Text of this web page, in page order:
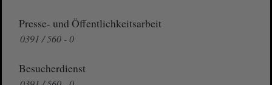
Presse- und Öffentlichkeitsarbeit
0391 / 560 - 0
Besucherdienst